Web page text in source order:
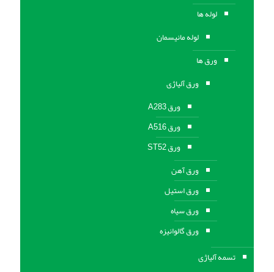
لوله ها
لوله مانیسمان
ورق ها
ورق آلیاژی
ورق A283
ورق A516
ورق ST52
ورق آهن
ورق استیل
ورق سیاه
ورق گالوانیزه
تسمه آلیاژی